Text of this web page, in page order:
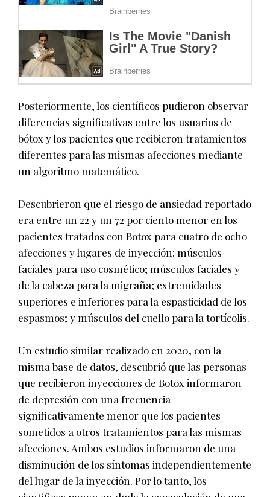
Posteriormente, los científicos pudieron observar
diferencias significativas entre los usuarios de
bótox y los pacientes que recibieron tratamientos
diferentes para las mismas afecciones mediante
un algoritmo matemático.
Descubrieron que el riesgo de ansiedad reportado
era entre un 22 y un 72 por ciento menor en los
pacientes tratados con Botox para cuatro de ocho
afecciones y lugares de inyección: músculos
faciales para uso cosmético; músculos faciales y
de la cabeza para la migraña; extremidades
superiores e inferiores para la espasticidad de los
espasmos; y músculos del cuello para la tortícolis.
Un estudio similar realizado en 2020, con la
misma base de datos, descubrió que las personas
que recibieron inyecciones de Botox informaron
de depresión con una frecuencia
significativamente menor que los pacientes
sometidos a otros tratamientos para las mismas
afecciones. Ambos estudios informaron de una
disminución de los síntomas independientemente
del lugar de la inyección. Por lo tanto, los